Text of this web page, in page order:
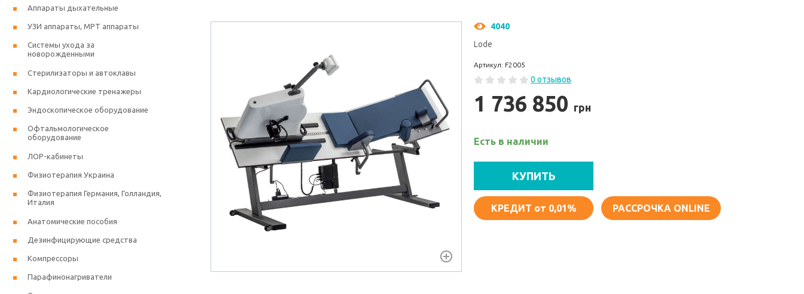
4040
Lode
Артикул: F2005
0 отзывов
1 736 850 грн
Есть в наличии
КУПИТЬ
КРЕДИТ от 0,01% РАССРОЧКА ONLINE
Аппараты дыхательные
УЗИ аппараты, МРТ аппараты
Системы ухода за
новорожденными
Стерилизаторы и автоклавы
Кардиологические тренажеры
Эндоскопическое оборудование
Офтальмологическое
оборудование
ЛОР-кабинеты
Физиотерапия Украина
Физиотерапия Германия, Голландия,
Италия
Анатомические пособия
Дезинфицирующие средства
Компрессоры
Парафинонагриватели